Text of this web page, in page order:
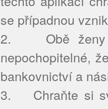
se případnou
2. Obě ženy
nepochopitelné,
bankovnictví a
3. Chraňte si